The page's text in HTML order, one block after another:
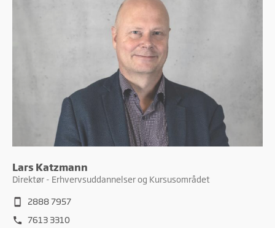
Lars Katzmann
Direktør - Erhvervsuddannelser og Kursusområdet
smartphone
2888 7957
phone
7613 3310